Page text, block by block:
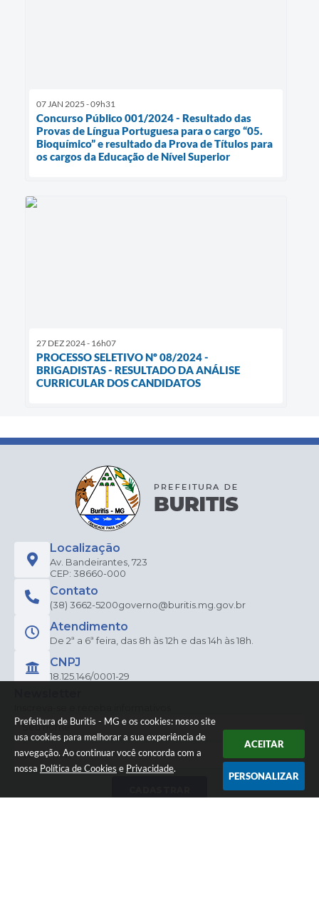
Prefeitura de Buritis - MG e os cookies: nosso site
usa cookies para melhorar a sua experiência de
navegação. Ao continuar você concorda com a
nossa Política de Cookies e Privacidade.
ACEITAR
PERSONALIZAR
07 JAN 2025 - 09h31
Concurso Público 001/2024 - Resultado das
Provas de Língua Portuguesa para o cargo “05.
Bioquímico” e resultado da Prova de Títulos para
os cargos da Educação de Nível Superior
27 DEZ 2024 - 16h07
PROCESSO SELETIVO Nº 08/2024 -
BRIGADISTAS - RESULTADO DA ANÁLISE
CURRICULAR DOS CANDIDATOS
Localização
Av. Bandeirantes, 723
CEP: 38660-000
Contato
(38) 3662-5200governo@buritis.mg.gov.br
Atendimento
De 2ª a 6ª feira, das 8h às 12h e das 14h às 18h.
CNPJ
18.125.146/0001-29